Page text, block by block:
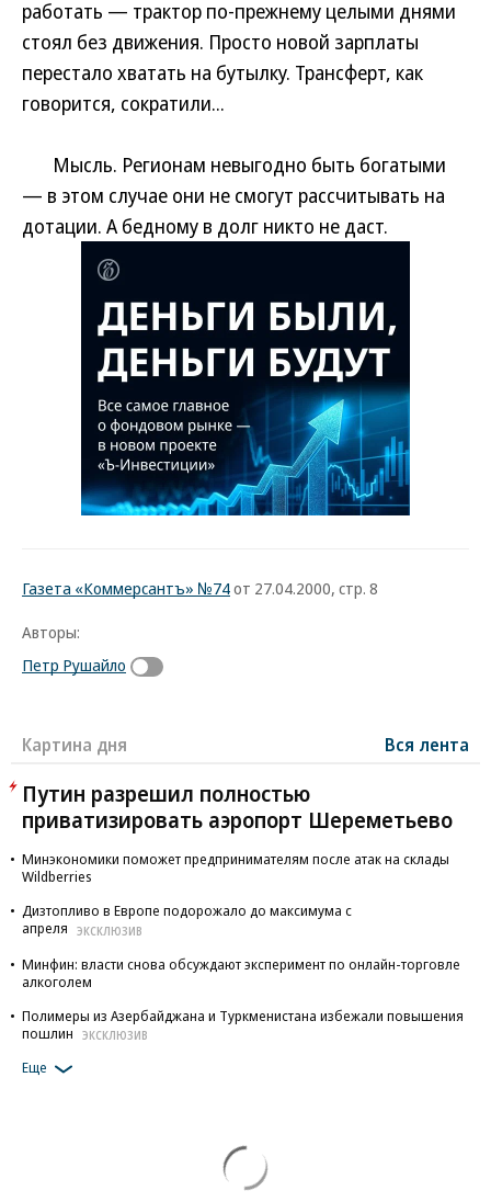
работать — трактор по-прежнему целыми днями
стоял без движения. Просто новой зарплаты
перестало хватать на бутылку. Трансферт, как
говорится, сократили...
Мысль. Регионам невыгодно быть богатыми
— в этом случае они не смогут рассчитывать на
дотации. А бедному в долг никто не даст.
Газета «Коммерсантъ» №74от 27.04.2000, стр. 8
Авторы:
Петр Рушайло
Картина дня Вся лента
Путин разрешил полностью
приватизировать аэропорт Шереметьево
Минэкономики поможет предпринимателям после атак на склады
Wildberries
Дизтопливо в Европе подорожало до максимума с
апреля
ЭКСКЛЮЗИВ
Минфин: власти снова обсуждают эксперимент по онлайн-торговле
алкоголем
Полимеры из Азербайджана и Туркменистана избежали повышения
пошлин
ЭКСКЛЮЗИВ
Еще